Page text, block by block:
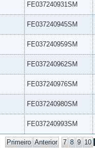
FE037240931SM
FE037240945SM
FE037240959SM
FE037240962SM
FE037240976SM
FE037240980SM
FE037240993SM
Primeiro Anterior 7 8 9 10